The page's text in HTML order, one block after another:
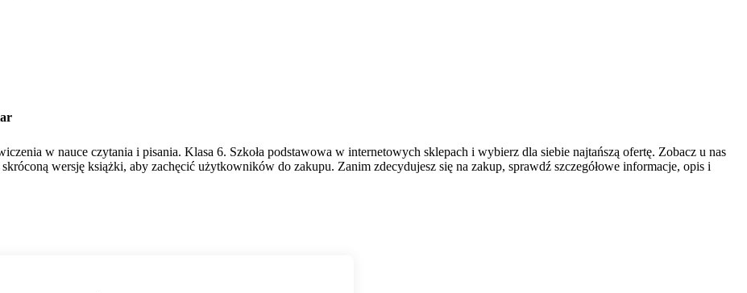
w nauce czytania i pisania. Klasa 6. Szkoła podstawowa w internetowych sklepach i wybierz dla siebie najtańszą ofertę. Zobacz u nas
wersję książki, aby zachęcić użytkowników do zakupu. Zanim zdecydujesz się na zakup, sprawdź szczegółowe informacje, opis i